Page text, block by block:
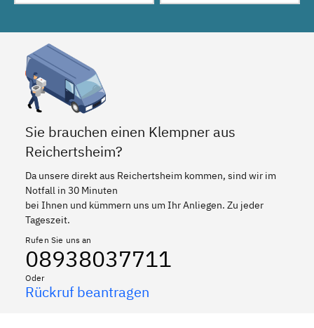
Sie brauchen einen Klempner aus
Reichertsheim?
Da unsere direkt aus Reichertsheim kommen, sind wir im
Notfall in 30 Minuten
bei Ihnen und kümmern uns um Ihr Anliegen. Zu jeder
Tageszeit.
Rufen Sie uns an
08938037711
Oder
Rückruf beantragen